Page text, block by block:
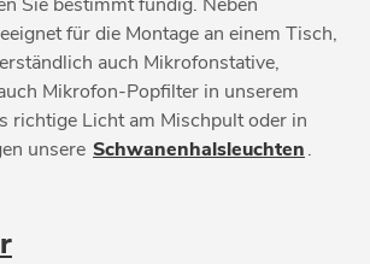
für die Montage an einem Tisch,
auch Mikrofonstative,
Mikrofon-Popfilter in unserem
richtige Licht am Mischpult oder in
unsere Schwanenhalsleuchten.